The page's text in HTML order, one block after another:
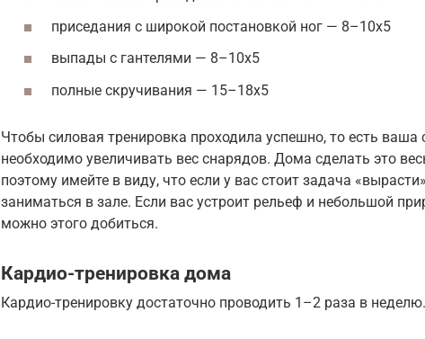
приседания с широкой постановкой ног — 8–10х5
выпады с гантелями — 8–10х5
полные скручивания — 15–18х5
Чтобы силовая тренировка проходила успешно, то есть ваша
необходимо увеличивать вес снарядов. Дома сделать это
поэтому имейте в виду, что если у вас стоит задача
заниматься в зале. Если вас устроит рельеф и небольшой
можно этого добиться.
Кардио-тренировка дома
Кардио-тренировку достаточно проводить 1–2 раза в неделю.